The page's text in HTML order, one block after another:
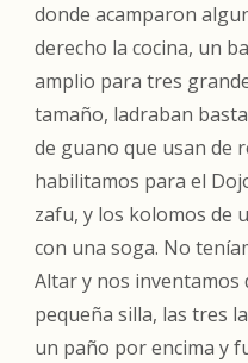
donde acamparon
derecho la cocina, un
amplio para tres
tamaño, ladraban
de guano que usan de
habilitamos para el
zafu, y los kolomos de
con una soga. No
Altar y nos inventamos
pequeña silla, las tres
un paño por encima y